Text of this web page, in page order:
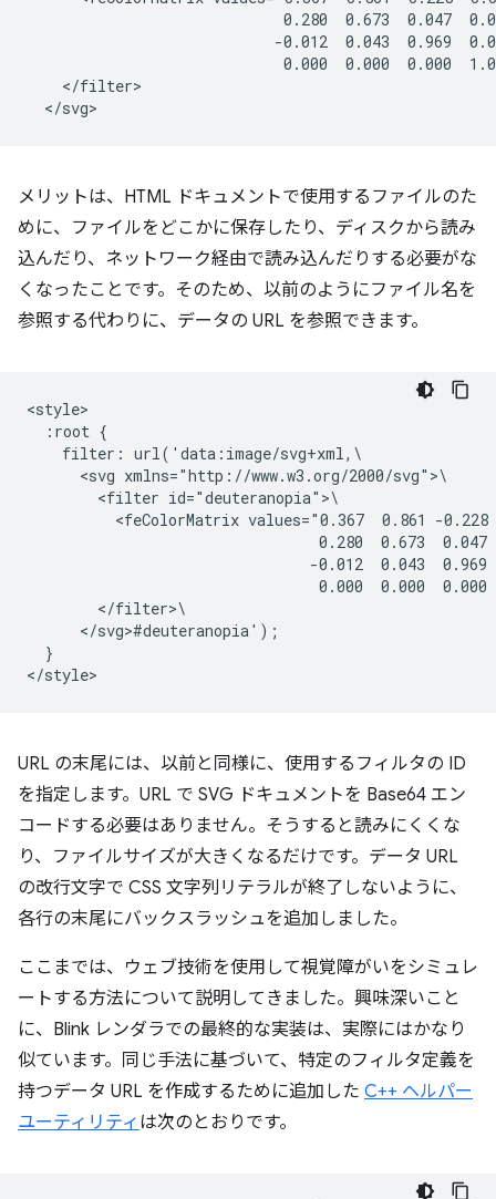
0.280  0.673  0.047
-0.012  0.043  0.969
0.000  0.000  0.000
    </filter>
メリットは、HTML ドキュメントで使用するファイルのた
めに、ファイルをどこかに保存したり、ディスクから読み
込んだり、ネットワーク経由で読み込んだりする必要がな
くなったことです。そのため、以前のようにファイル名を
参照する代わりに、データの URL を参照できます。
<style>
  :root {
    filter: url('data:image/svg+xml,\
      <svg xmlns="http://www.w3.org/2000/svg">\
        <filter id="deuteranopia">\
<feColorMatrix values="0.367  0.861 -0.228
0.280  0.673  0.047
-0.012  0.043  0.969
0.000  0.000  0.000
        </filter>\
      </svg>#deuteranopia');
  }
URL の末尾には、以前と同様に、使用するフィルタの ID
を指定します。URL で SVG ドキュメントを Base64 エン
コードする必要はありません。そうすると読みにくくな
り、ファイルサイズが大きくなるだけです。データ URL
の改行文字で CSS 文字列リテラルが終了しないように、
各行の末尾にバックスラッシュを追加しました。
ここまでは、ウェブ技術を使用して視覚障がいをシミュレ
ートする方法について説明してきました。興味深いこと
に、Blink レンダラでの最終的な実装は、実際にはかなり
似ています。同じ手法に基づいて、特定のフィルタ定義を
持つデータ URL を作成するために追加した C++ ヘルパー
ユーティリティ は次のとおりです。